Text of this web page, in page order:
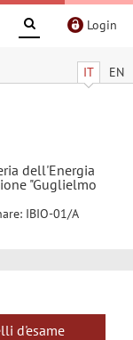
Login
IT EN
dell'Energia
"Guglielmo
IBIO-01/A
d'esame